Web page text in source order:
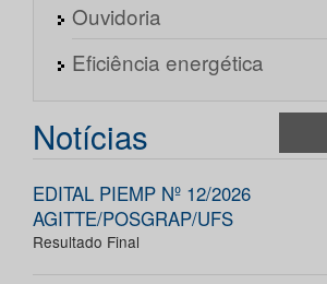
Ouvidoria
Eficiência energética
Notícias
EDITAL PIEMP Nº 12/2026
AGITTE/POSGRAP/UFS
Resultado Final